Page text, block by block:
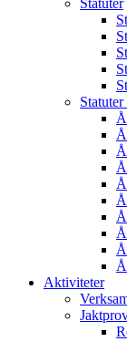
Statuter
Aktiviteter